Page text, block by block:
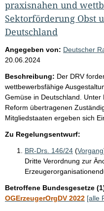
n
i
s
s
e
p
r
o
S
e
praxisnahen und
Sektorförderung Obst
Deutschland
Angegeben von: Deutscher
20.06.2024
Beschreibung: Der DRV
wettbewerbsfähige
Gemüse in Deutschland.
Reform übertragenen
Mitgliedstaaten ergeben sich
Zu Regelungsentwurf:
BR-Drs. 146/24 (Vorgang
Dritte Verordnung zur
Betroffene Bundesgesetze
OGErzeugerOrgDV 2022 [alle